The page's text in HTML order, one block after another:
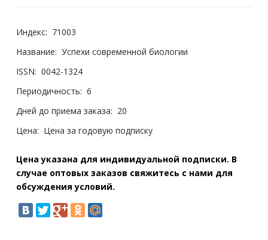
Индекс: 71003
Название: Успехи современной биологии
ISSN: 0042-1324
Периодичность: 6
Дней до приема заказа: 20
Цена: Цена за годовую подписку
Цена указана для индивидуальной подписки. В
случае оптовых заказов свяжитесь с нами для
обсуждения условий.